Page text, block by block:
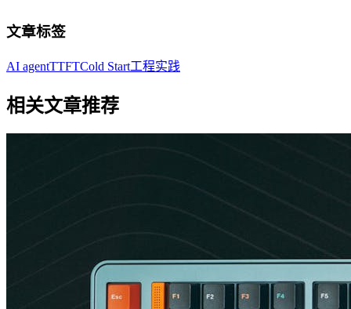
文章标签
AI agentTTFTCold Start工程实践
相关文章推荐